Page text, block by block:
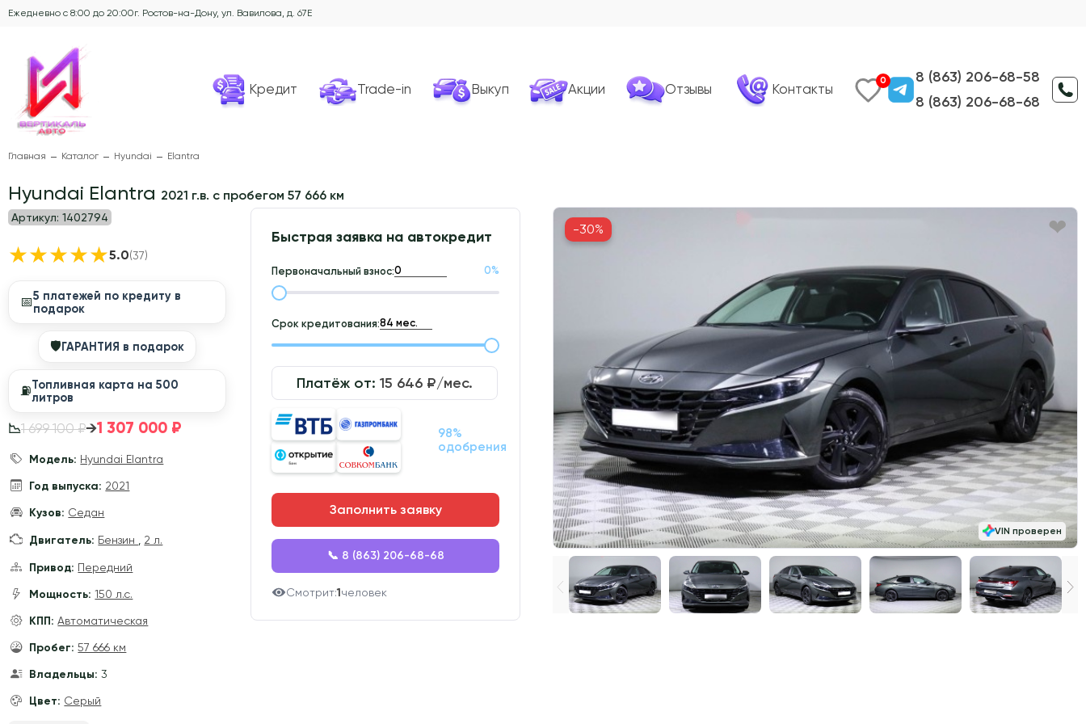
Ежедневно с 8:00 до 20:00г. Ростов-на-Дону, ул. Вавилова, д. 67Е
Кредит Trade-in Выкуп Акции Отзывы Контакты
0
8 (863) 206-68-58
8 (863) 206-68-68
Главная Каталог Hyundai Elantra
Hyundai Elantra 2021 г.в. с пробегом 57 666 км
Артикул: 1402794
★★★★★5.0(37)
📅5 платежей по кредиту в
подарок
🛡ГАРАНТИЯ в подарок
⛽️Топливная карта на 500
литров
📉1 699 100 ₽→1 307 000 ₽
Модель: Hyundai Elantra
Год выпуска: 2021
Кузов: Седан
Двигатель: Бензин 2 л.
Привод: Передний
Мощность: 150 л.с.
КПП: Автоматическая
Пробег: 57 666 км
Владельцы: 3
Цвет: Серый
Быстрая заявка на автокредит
Первоначальный взнос: 0%
Срок кредитования:
Платёж от: 15 646 ₽/мес.
98%
одобрения
Заполнить заявку
📞 8 (863) 206-68-68
Смотрит:1человек
VIN проверен
-30%